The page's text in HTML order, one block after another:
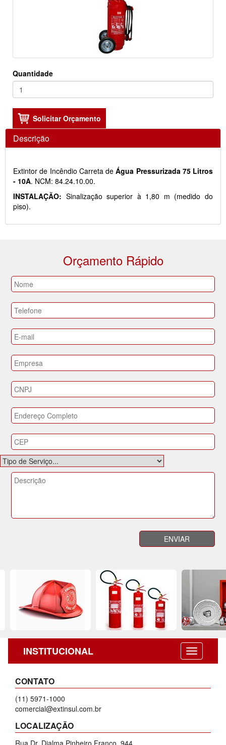
Quantidade
Descrição
Extintor de Incêndio Carreta de Água Pressurizada 75 Litros
- 10A. NCM: 84.24.10.00.
INSTALAÇÃO: Sinalização superior à 1,80 m (medido do
piso).
Orçamento Rápido
INSTITUCIONAL
CONTATO
(11) 5971-1000
comercial@extinsul.com.br
LOCALIZAÇÃO
Rua Dr. Djalma Pinheiro Franco, 944